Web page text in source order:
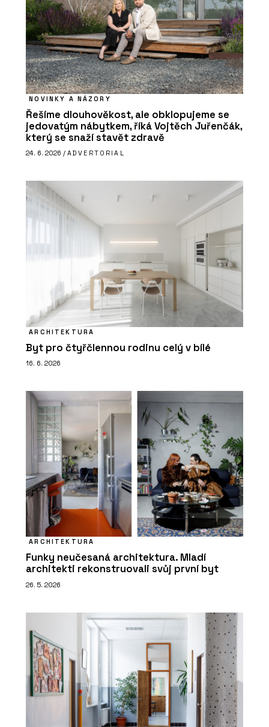
NOVINKY A NÁZORY
Řešíme dlouhověkost, ale obklopujeme se
jedovatým nábytkem, říká Vojtěch Juřenčák,
který se snaží stavět zdravě
24. 6. 2026 / ADVERTORIAL
ARCHITEKTURA
Byt pro čtyřčlennou rodinu celý v bílé
16. 6. 2026
ARCHITEKTURA
Funky neučesaná architektura. Mladí
architekti rekonstruovali svůj první byt
26. 5. 2026